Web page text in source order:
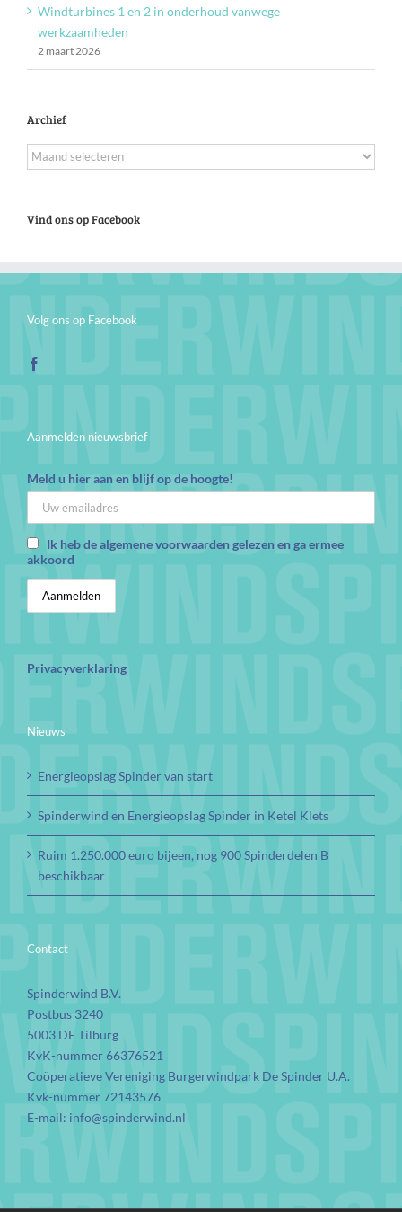
Windturbines 1 en 2 in onderhoud vanwege
werkzaamheden
2 maart 2026
Archief
Archief
Vind ons op Facebook
Volg ons op Facebook
Aanmelden nieuwsbrief
Meld u hier aan en blijf op de hoogte!
Ik heb de algemene voorwaarden gelezen en ga ermee
akkoord
Privacyverklaring
Nieuws
Energieopslag Spinder van start
Spinderwind en Energieopslag Spinder in Ketel Klets
Ruim 1.250.000 euro bijeen, nog 900 Spinderdelen B
beschikbaar
Contact
Spinderwind B.V.
Postbus 3240
5003 DE Tilburg
KvK-nummer 66376521
Coöperatieve Vereniging Burgerwindpark De Spinder U.A.
Kvk-nummer 72143576
E-mail: info@spinderwind.nl